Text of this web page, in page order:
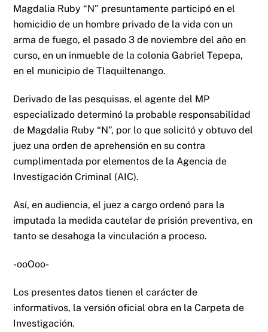
Magdalia Ruby “N” presuntamente participó en el
homicidio de un hombre privado de la vida con un
arma de fuego, el pasado 3 de noviembre del año en
curso, en un inmueble de la colonia Gabriel Tepepa,
en el municipio de Tlaquiltenango.
Derivado de las pesquisas, el agente del MP
especializado determinó la probable responsabilidad
de Magdalia Ruby “N”, por lo que solicitó y obtuvo del
juez una orden de aprehensión en su contra
cumplimentada por elementos de la Agencia de
Investigación Criminal (AIC).
Así, en audiencia, el juez a cargo ordenó para la
imputada la medida cautelar de prisión preventiva, en
tanto se desahoga la vinculación a proceso.
-ooOoo-
Los presentes datos tienen el carácter de
informativos, la versión oficial obra en la Carpeta de
Investigación.